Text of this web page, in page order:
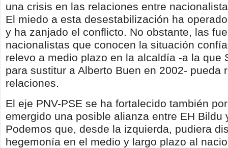
una crisis en las relaciones entre
El miedo a esta desestabilización ha
y ha zanjado el conflicto. No obstante, las
nacionalistas que conocen la situación
relevo a medio plazo en la alcaldía -a la que
para sustitur a Alberto Buen en 2002- pueda
relaciones.
El eje PNV-PSE se ha fortalecido también
emergido una posible alianza entre EH Bildu
Podemos que, desde la izquierda, pudiera
hegemonía en el medio y largo plazo al